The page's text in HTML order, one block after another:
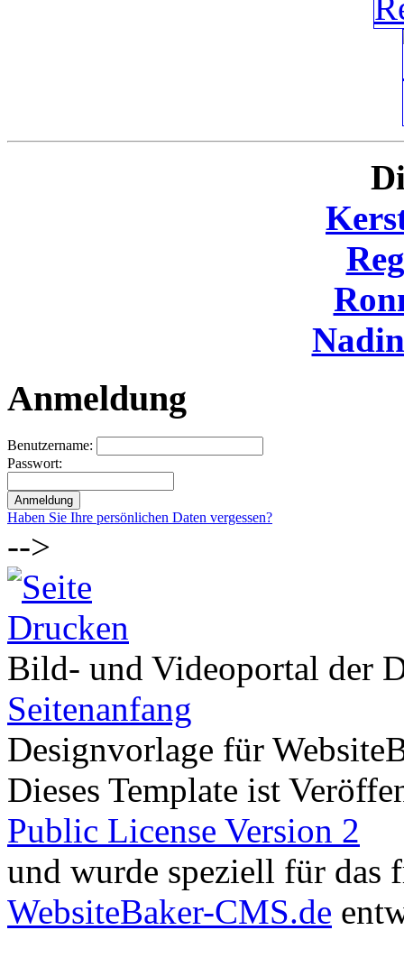
Anmeldung
Benutzername:
Passwort:
Haben Sie Ihre persönlichen Daten vergessen?
-->
Bild- und Videoportal der
Seitenanfang
Designvorlage für
Dieses Template ist
Public License Version 2
und wurde speziell für das
WebsiteBaker-CMS.de